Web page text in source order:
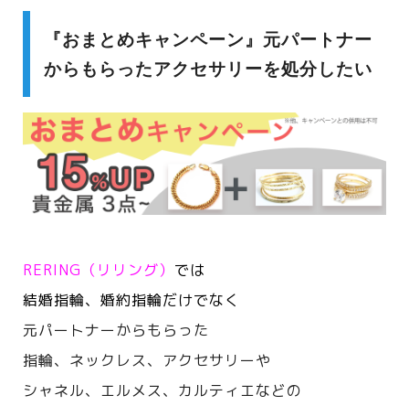
『おまとめキャンペーン』元パートナー
からもらったアクセサリーを処分したい
RERING（リリング） では
結婚指輪、婚約指輪だけでなく
元パートナーからもらった
指輪、ネックレス、アクセサリーや
シャネル、エルメス、カルティエなどの